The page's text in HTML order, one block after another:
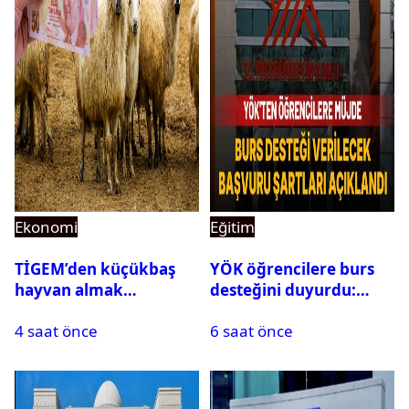
Ekonomi
TİGEM’den küçükbaş
hayvan almak
350 küçükbaş hayvan
muhammen bedeli
açıklandı
4 saat önce
Eğitim
YÖK öğrencilere burs
desteğini duyurdu:
açıklandı
6 saat önce